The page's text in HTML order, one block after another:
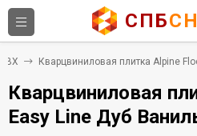
СПБ
Кварцвиниловая плитка Alpine
Кварцвиниловая
Easy Line Дуб